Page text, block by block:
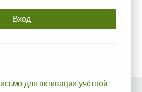
для активации учётной